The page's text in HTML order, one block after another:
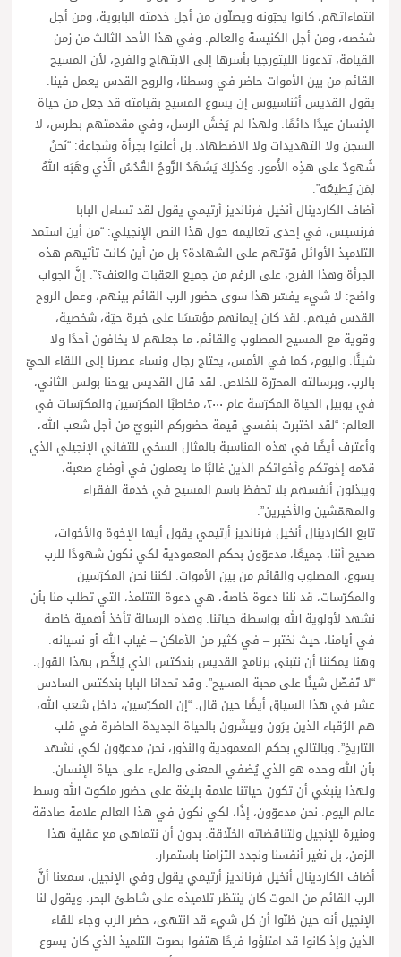
انتماءاتهم، كانوا يحبّونه ويصلّون من أجل خدمته البابوية، ومن أجل
شخصه، ومن أجل الكنيسة والعالم. وفي هذا الأحد الثالث من زمن
القيامة، تدعونا الليتورجيا بأسرها إلى الابتهاج والفرح، لأن المسيح
القائم من بين الأموات حاضر في وسطنا، والروح القدس يعمل فينا.
يقول القديس أثناسيوس إن يسوع المسيح بقيامته قد جعل من حياة
الإنسان عيدًا دائمًا. ولهذا لم يَخشَ الرسل، وفي مقدمتهم بطرس، لا
السجن ولا التهديدات ولا الاضطهاد. بل أعلنوا بجرأة وشجاعة: “نَحنُ
شُهودٌ على هذِه الأُمور. وكذلِكَ يَشهَدُ الرُّوحُ القُدُسُ الَّذي وهَبَه اللهُ
لِمَن يُطيعُه”.
أضاف الكاردينال أنخيل فرنانديز أرتيمي يقول لقد تساءل البابا
فرنسيس، في إحدى تعاليمه حول هذا النص الإنجيلي: “من أين استمد
التلاميذ الأوائل قوّتهم على الشهادة؟ بل من أين كانت تأتيهم هذه
الجرأة وهذا الفرح، على الرغم من جميع العقبات والعنف؟”. إنَّ الجواب
واضح: لا شيء يفسّر هذا سوى حضور الرب القائم بينهم، وعمل الروح
القدس فيهم. لقد كان إيمانهم مؤسّسًا على خبرة حيّة، شخصية،
وقوية مع المسيح المصلوب والقائم، ما جعلهم لا يخافون أحدًا ولا
شيئًا. واليوم، كما في الأمس، يحتاج رجال ونساء عصرنا إلى اللقاء الحيّ
بالرب، وبرسالته المحرّرة للخلاص. لقد قال القديس يوحنا بولس الثاني،
في يوبيل الحياة المكرّسة عام ٢٠٠٠، مخاطبًا المكرّسين والمكرّسات في
العالم: “لقد اختبرت بنفسي قيمة حضوركم النبويّ من أجل شعب الله،
وأعترف أيضًا في هذه المناسبة بالمثال السخي للتفاني الإنجيلي الذي
قدّمه إخوتكم وأخواتكم الذين غالبًا ما يعملون في أوضاع صعبة،
ويبذلون أنفسهم بلا تحفظ باسم المسيح في خدمة الفقراء
والمهمّشين والأخيرين”.
تابع الكاردينال أنخيل فرنانديز أرتيمي يقول أيها الإخوة والأخوات،
صحيح أننا، جميعًا، مدعوّون بحكم المعمودية لكي نكون شهودًا للرب
يسوع، المصلوب والقائم من بين الأموات. لكننا نحن المكرّسين
والمكرّسات، قد نلنا دعوة خاصة، هي دعوة التتلمذ، التي تطلب منا بأن
نشهد لأولوية الله بواسطة حياتنا. وهذه الرسالة تأخذ أهمية خاصة
في أيامنا، حيث نختبر – في كثير من الأماكن – غياب الله أو نسيانه.
وهنا يمكننا أن نتبنى برنامج القديس بندكتس الذي يُلخَّص بهذا القول:
“لا تُفضّل شيئًا على محبة المسيح”. وقد تحدانا البابا بندكتس السادس
عشر في هذا السياق أيضًا حين قال: “إن المكرّسين، داخل شعب الله،
هم الرُقباء الذين يرَون ويبشّرون بالحياة الجديدة الحاضرة في قلب
التاريخ”. وبالتالي بحكم المعمودية والنذور، نحن مدعوّون لكي نشهد
بأن الله وحده هو الذي يُضفي المعنى والملء على حياة الإنسان.
ولهذا ينبغي أن تكون حياتنا علامة بليغة على حضور ملكوت الله وسط
عالم اليوم. نحن مدعوّون، إذًا، لكي نكون في هذا العالم علامة صادقة
ومنيرة للإنجيل ولتناقضاته الخلّاقة. بدون أن نتماهى مع عقلية هذا
الزمن، بل نغير أنفسنا ونجدد التزامنا باستمرار.
أضاف الكاردينال أنخيل فرنانديز أرتيمي يقول وفي الإنجيل، سمعنا أنَّ
الرب القائم من الموت كان ينتظر تلاميذه على شاطئ البحر. ويقول لنا
الإنجيل أنه حين ظنّوا أن كل شيء قد انتهى، حضر الرب وجاء للقاء
الذين وإذ كانوا قد امتلؤوا فرحًا هتفوا بصوت التلميذ الذي كان يسوع